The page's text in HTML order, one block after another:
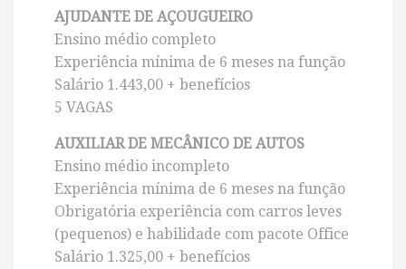
AJUDANTE DE AÇOUGUEIRO
Ensino médio completo
Experiência mínima de 6 meses na função
Salário 1.443,00 + benefícios
5 VAGAS
AUXILIAR DE MECÂNICO DE AUTOS
Ensino médio incompleto
Experiência mínima de 6 meses na função
Obrigatória experiência com carros leves
(pequenos) e habilidade com pacote Office
Salário 1.325,00 + benefícios